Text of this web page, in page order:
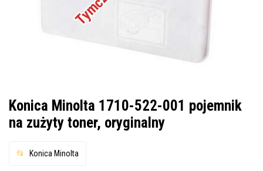
Konica Minolta 1710-522-001 pojemnik
na zużyty toner, oryginalny
Konica Minolta